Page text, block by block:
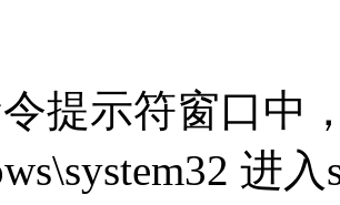
提示符窗口中
进